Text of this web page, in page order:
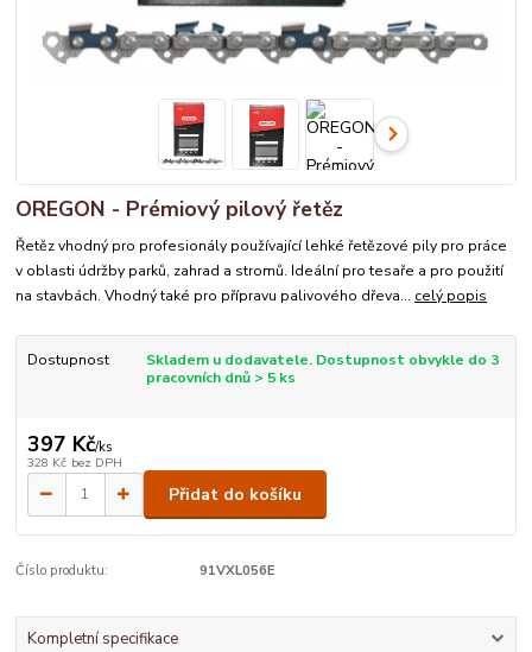
OREGON - Prémiový pilový řetěz
Řetěz vhodný pro profesionály používající lehké řetězové pily pro práce
v oblasti údržby parků, zahrad a stromů. Ideální pro tesaře a pro použití
na stavbách. Vhodný také pro přípravu palivového dřeva... celý popis
Dostupnost
Skladem u dodavatele. Dostupnost obvykle do 3
pracovních dnů > 5 ks
397 Kč/ks
328 Kč bez DPH
Přidat do košíku
Číslo produktu: 91VXL056E
Kompletní specifikace